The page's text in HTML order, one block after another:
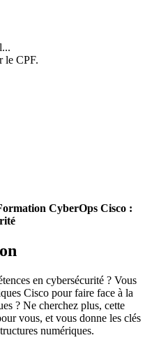
le CPF.
CyberOps Cisco :
en cybersécurité ? Vous
Cisco pour faire face à la
? Ne cherchez plus, cette
vous, et vous donne les clés
numériques.